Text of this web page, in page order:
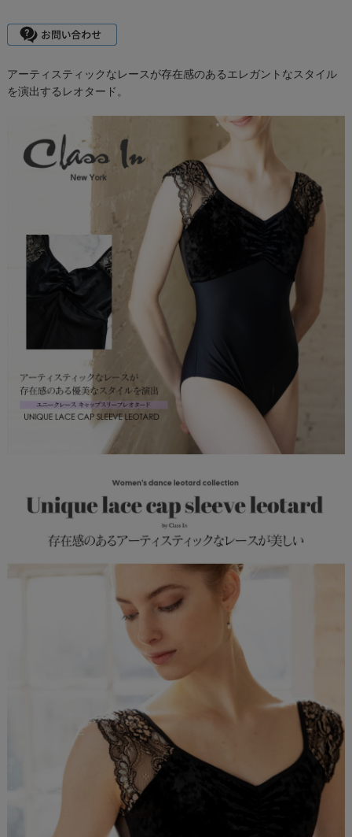
アーティスティックなレースが存在感のあるエレガントなスタイル
を演出するレオタード。